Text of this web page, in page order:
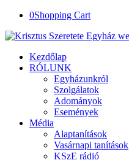
0Shopping Cart
Kezdőlap
RÓLUNK
Egyházunkról
Szolgálatok
Adományok
Események
Média
Alaptanítások
Vasárnapi tanítások
KSzE rádió